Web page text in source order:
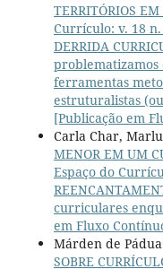
TERRITÓRIOS EM
Currículo: v. 18 n.
DERRIDA
problematizamos
ferramentas
estruturalistas
[Publicação em
Carla Char,
MENOR EM UM
Espaço do
curriculares
em Fluxo
Márden de
SOBRE